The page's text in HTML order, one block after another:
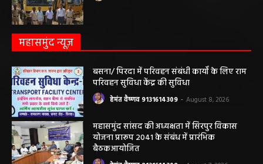
महासमुंद न्यूज़
बसना/ पिरदा में परिवहन संबंधी कार्यों के लिए राम
परिवहन सुविधा केंद्र की सुविधा
महासमुंद सांसद की अध्यक्षता में सिरपुर विकास
योजना प्रारूप 2041 के संबंध में प्रारंभिक
बैठकआयोजित